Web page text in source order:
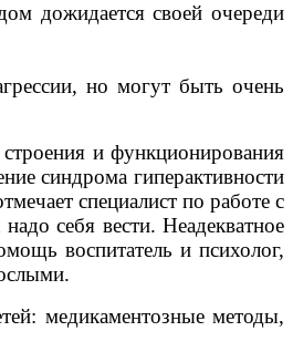
дожидается своей очереди
но могут быть очень
и функционирования
синдрома гиперактивности
специалист по работе с
себя вести. Неадекватное
воспитатель и психолог,
медикаментозные методы,